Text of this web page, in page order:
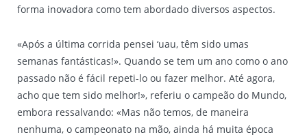
forma inovadora como tem abordado diversos aspectos.
«Após a última corrida pensei ‘uau, têm sido umas
semanas fantásticas!». Quando se tem um ano como o ano
passado não é fácil repeti-lo ou fazer melhor. Até agora,
acho que tem sido melhor!», referiu o campeão do Mundo,
embora ressalvando: «Mas não temos, de maneira
nenhuma, o campeonato na mão, ainda há muita época